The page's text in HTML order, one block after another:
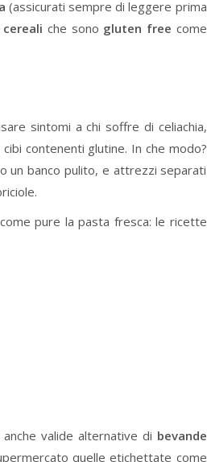
(assicurati sempre di leggere prima
cerealiche sono gluten free come
sintomi a chi soffre di celiachia,
cibi contenenti glutine. In che modo?
un banco pulito, e attrezzi separati
pure la pasta fresca: le ricette
valide alternative di bevande
quelle etichettate come